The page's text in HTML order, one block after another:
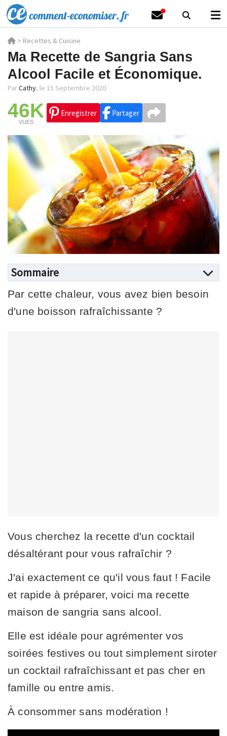
> Recettes & Cuisine
Ma Recette de Sangria Sans
Alcool Facile et Économique.
ParCathy, le 15 Septembre 2020
46K
VUES
Enregistrer Partager
Sommaire
Par cette chaleur, vous avez bien besoin
d'une boisson rafraîchissante ?
Vous cherchez la recette d'un cocktail
désaltérant pour vous rafraîchir ?
J'ai exactement ce qu'il vous faut ! Facile
et rapide à préparer, voici ma recette
maison de sangria sans alcool.
Elle est idéale pour agrémenter vos
soirées festives ou tout simplement siroter
un cocktail rafraîchissant et pas cher en
famille ou entre amis.
À consommer sans modération !